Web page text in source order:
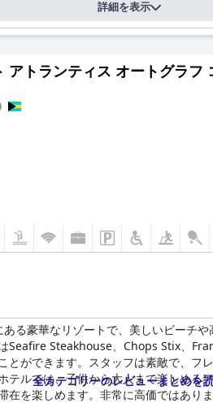
詳細を表示
アトランティス オートグラ
る豪華なリゾートで、美しいビーチ
Seafire Steakhouse、Chops Stix、
ができます。スタッフは素敵で、フ
ルでは、子供から大人まで楽しめる
を楽しめます。非常に高価ではあ
全カテゴリーのレビューまとめを